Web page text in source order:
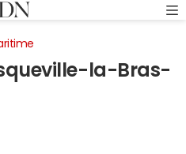
2024
la-Bras-